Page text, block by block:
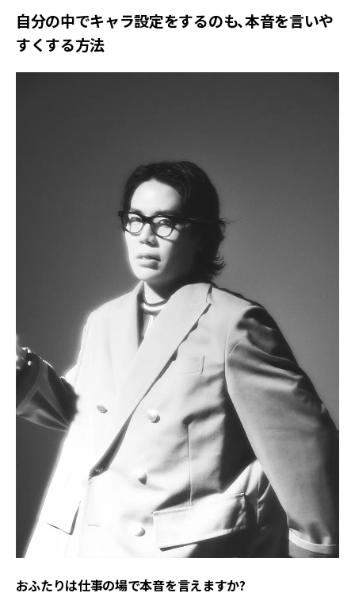
自分の中でキャラ設定をするのも、本音を言いや
すくする方法
――おふたりは仕事の場で本音を言えますか?